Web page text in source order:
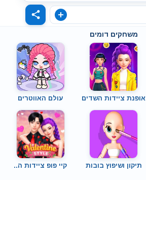
משחקים דומים
אופנת ציידות השדים עולם האווטרים
תיקון ושיפוץ בובות קיי פופ ציידות ה..